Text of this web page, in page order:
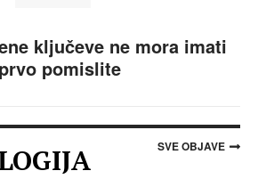
ključeve ne mora imati
pomislite
SVE OBJAVE